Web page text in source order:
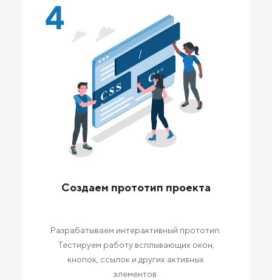
4
Создаем прототип проекта
Разрабатываем интерактивный прототип.
Тестируем работу всплывающих окон,
кнопок, ссылок и других активных
элементов.